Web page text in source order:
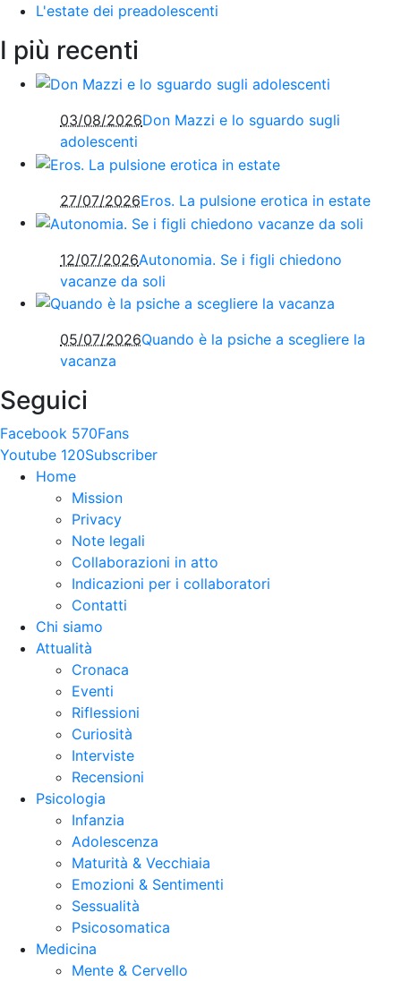
L'estate dei preadolescenti
I più recenti
03/08/2026Don Mazzi e lo sguardo sugli
adolescenti
27/07/2026Eros. La pulsione erotica in estate
12/07/2026Autonomia. Se i figli chiedono
vacanze da soli
05/07/2026Quando è la psiche a scegliere la
vacanza
Seguici
Facebook 570Fans
Youtube 120Subscriber
Home
Mission
Privacy
Note legali
Collaborazioni in atto
Indicazioni per i collaboratori
Contatti
Chi siamo
Attualità
Cronaca
Eventi
Riflessioni
Curiosità
Interviste
Recensioni
Psicologia
Infanzia
Adolescenza
Maturità & Vecchiaia
Emozioni & Sentimenti
Sessualità
Psicosomatica
Medicina
Mente & Cervello